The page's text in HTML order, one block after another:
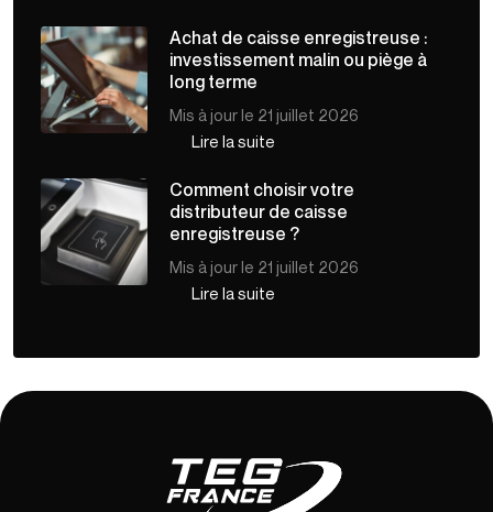
Achat de caisse enregistreuse :
investissement malin ou piège à
long terme
Mis à jour le 21 juillet 2026
Lire la suite
Comment choisir votre
distributeur de caisse
enregistreuse ?
Mis à jour le 21 juillet 2026
Lire la suite